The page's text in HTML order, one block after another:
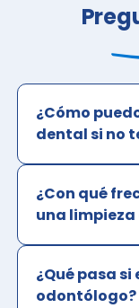
¿Cómo
dental si no
¿Con qué
una
¿Qué pasa
odontólogo?